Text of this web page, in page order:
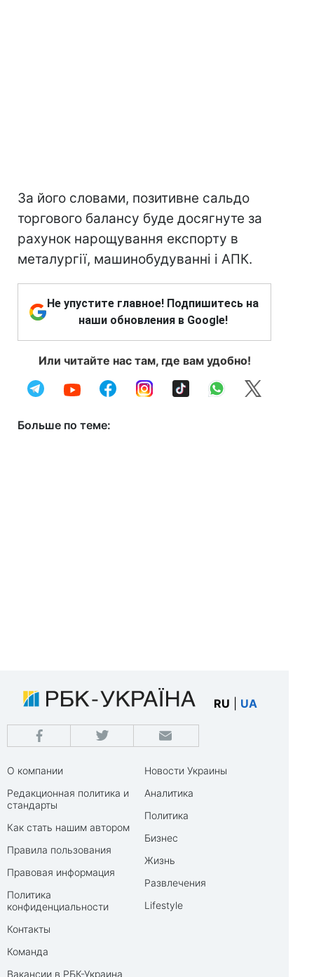
За його словами, позитивне сальдо
торгового балансу буде досягнуте за
рахунок нарощування експорту в
металургії, машинобудуванні і АПК.
Не упустите главное! Подпишитесь на
наши обновления в Google!
Или читайте нас там, где вам удобно!
Больше по теме:
RU UA
О компании
Редакционная политика и
стандарты
Как стать нашим автором
Правила пользования
Правовая информация
Политика
конфиденциальности
Контакты
Команда
Вакансии в РБК-Украина
Новости Украины
Аналитика
Политика
Бизнес
Жизнь
Развлечения
Lifestyle